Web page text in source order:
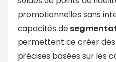
promotionnelles sans
capacités de
permettent de créer
précises basées sur les